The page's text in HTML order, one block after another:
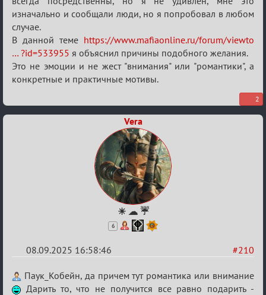
изначально и сообщали люди, но я попробовал в любом
случае.
В данной теме https://www.mafiaonline.ru/forum/viewto
… ?id=533955 я объяснил причины подобного желания.
Это не эмоции и не жест "внимания" или "романтики", а
конкретные и практичные мотивы.
2
Vera
☀ ☁ ☔
6
#210
08.09.2025 16:58:46
Re:
Обуждение
Паук_Кобейн, да причем тут романтика или внимание
Дарить то, что не получится все равно подарить -